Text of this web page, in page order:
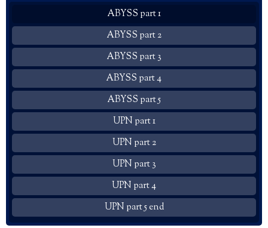
ABYSS part 1
ABYSS part 2
ABYSS part 3
ABYSS part 4
ABYSS part 5
UPN part 1
UPN part 2
UPN part 3
UPN part 4
UPN part 5 end